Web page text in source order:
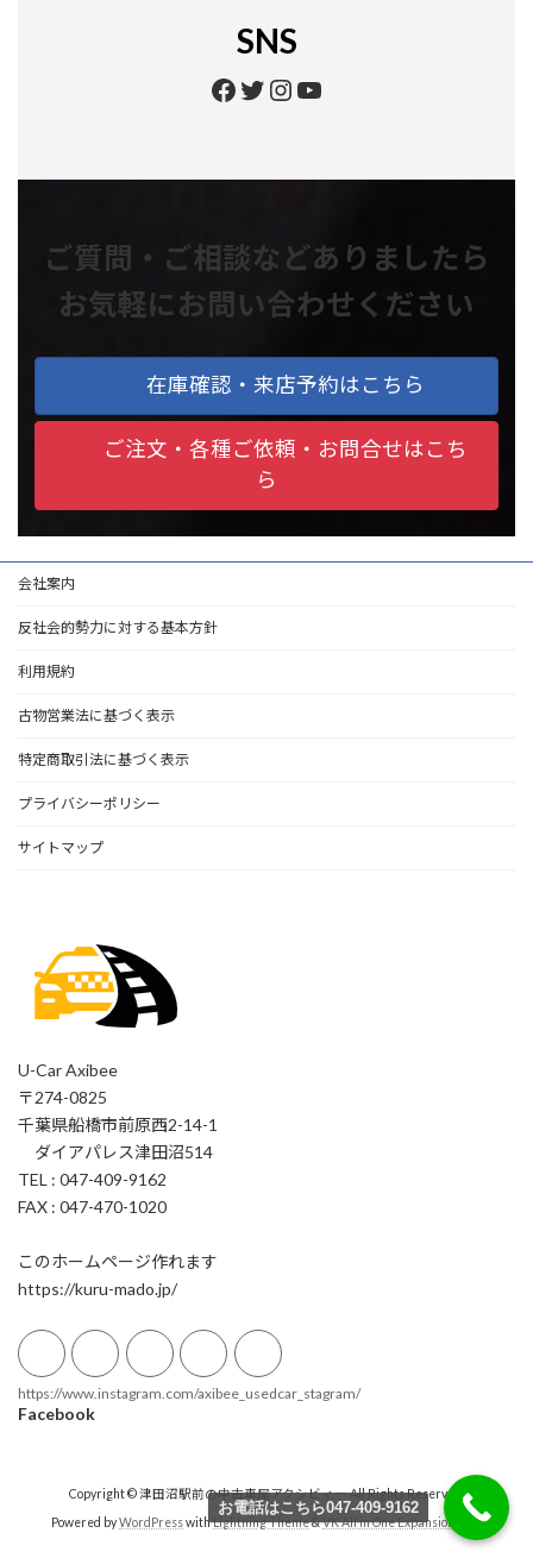
SNS
Facebook
Twitter
Instagram
YouTube
ご質問・ご相談などありましたら
お気軽にお問い合わせください
在庫確認・来店予約はこちら
ご注文・各種ご依頼・お問合せはこち
ら
会社案内
反社会的勢力に対する基本方針
利用規約
古物営業法に基づく表示
特定商取引法に基づく表示
プライバシーポリシー
サイトマップ
U-Car Axibee
〒274-0825
千葉県船橋市前原西2-14-1
ダイアパレス津田沼514
TEL : 047-409-9162
FAX : 047-470-1020
このホームページ作れます
https://kuru-mado.jp/
https://www.instagram.com/axibee_usedcar_stagram/
Facebook
Copyright © 津田沼駅前の中古車屋アクシビィー All Rights Reserved.
Powered byWordPresswithLightning Theme&VK All in One Expansion Unit
お電話はこちら047-409-9162